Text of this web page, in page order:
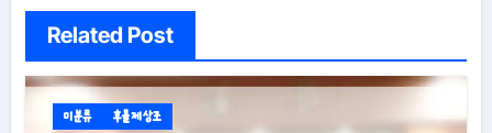
Related Post
미분류 후불제상조